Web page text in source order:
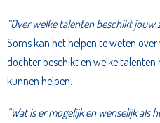
“Over welke talenten beschikt jouw
Soms kan het helpen te weten
dochter beschikt en welke
kunnen helpen.
“Wat is er mogelijk en wenselijk als